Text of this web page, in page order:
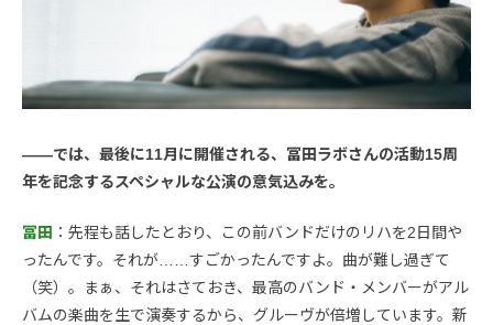
――では、最後に11月に開催される、冨田ラボさんの活動15周
年を記念するスペシャルな公演の意気込みを。
冨田 ：先程も話したとおり、この前バンドだけのリハを2日間や
ったんです。それが……すごかったんですよ。曲が難し過ぎて
（笑）。まぁ、それはさておき、最高のバンド・メンバーがアル
バムの楽曲を生で演奏するから、グルーヴが倍増しています。新